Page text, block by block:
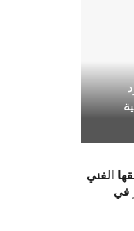
الفني
في